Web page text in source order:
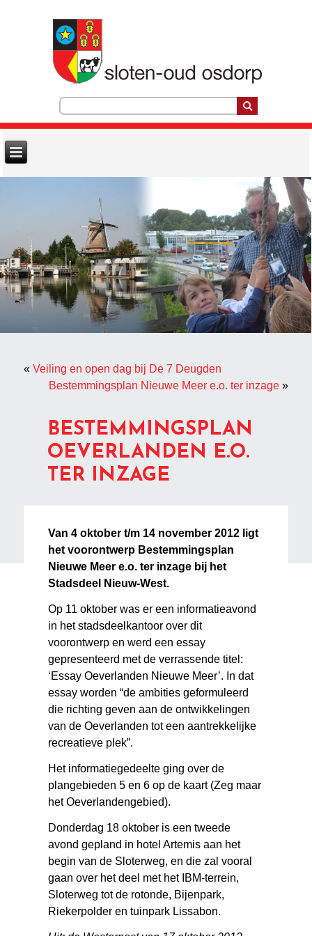
«Veiling en open dag bij De 7 Deugden
Bestemmingsplan Nieuwe Meer e.o. ter inzage»
BESTEMMINGSPLAN
OEVERLANDEN E.O.
TER INZAGE
Van 4 oktober t/m 14 november 2012 ligt
het voorontwerp Bestemmingsplan
Nieuwe Meer e.o. ter inzage bij het
Stadsdeel Nieuw-West.
Op 11 oktober was er een informatieavond
in het stadsdeelkantoor over dit
voorontwerp en werd een essay
gepresenteerd met de verrassende titel:
‘Essay Oeverlanden Nieuwe Meer’. In dat
essay worden “de ambities geformuleerd
die richting geven aan de ontwikkelingen
van de Oeverlanden tot een aantrekkelijke
recreatieve plek”.
Het informatiegedeelte ging over de
plangebieden 5 en 6 op de kaart (Zeg maar
het Oeverlandengebied).
Donderdag 18 oktober is een tweede
avond gepland in hotel Artemis aan het
begin van de Sloterweg, en die zal vooral
gaan over het deel met het IBM-terrein,
Sloterweg tot de rotonde, Bijenpark,
Riekerpolder en tuinpark Lissabon.